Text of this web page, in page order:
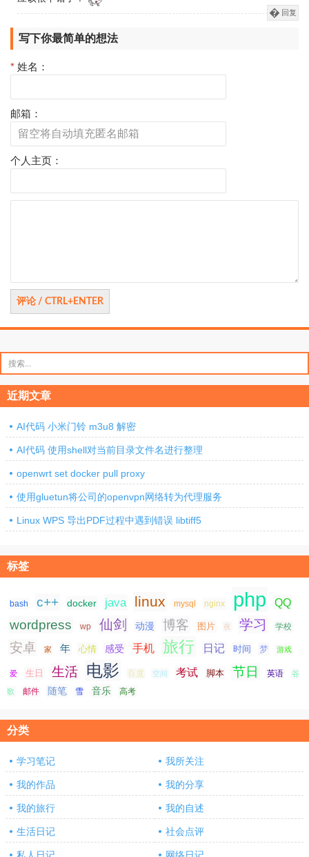
回复
写下你最简单的想法
* 姓名：
邮箱：
个人主页：
索：
近期文章
AI代码 小米门铃 m3u8 解密
AI代码 使用shell对当前目录文件名进行整理
openwrt set docker pull proxy
使用gluetun将公司的openvpn网络转为代理服务
Linux WPS 导出PDF过程中遇到错误 libtiff5
标签
bash c++ docker java linux mysql nginx php QQ
wordpress wp 仙剑 动漫 博客 图片 夜 学习 学校
安卓 家 年 心情 感受 手机 旅行 日记 时间 梦 游戏
爱 生日 生活 电影 百度 空间 考试 脚本 节日 英语 谷
歌 邮件 随笔 雪 音乐 高考
分类
学习笔记 我所关注
我的作品 我的分享
我的旅行 我的自述
生活日记 社会点评
私人日记 网络日记